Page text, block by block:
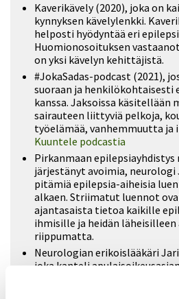
Kaverikävely (2020), joka on
kynnyksen kävelylenkki.
helposti hyödyntää eri
Huomionosoituksen
on yksi kävelyn kehittäjistä.
#JokaSadas-podcast (2021),
suoraan ja henkilökohtaisesti
kanssa. Jaksoissa käsitellään
sairauteen liittyviä pelkoja,
työelämää, vanhemmuutta ja
Kuuntele podcastia
Pirkanmaan epilepsiayhdistys
järjestänyt avoimia, neurologi
pitämiä epilepsia-aiheisia
alkaen. Striimatut luennot
ajantasaista tietoa kaikille
ihmisille ja heidän läheisilleen
riippumatta.
Neurologian erikoislääkäri
joka kanteli
arvoisesti hedelmällisessä